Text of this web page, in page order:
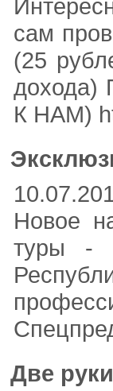
сам
(25
дохода)
К НАМ)
Новое
туры -
Две